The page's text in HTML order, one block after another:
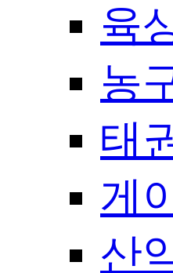
육
농
태
게
산